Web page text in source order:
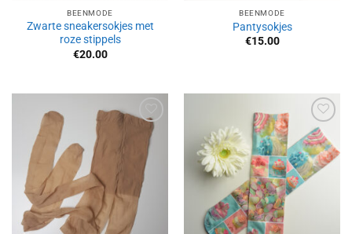
BEENMODE
Zwarte sneakersokjes met
roze stippels
€20.00
BEENMODE
Pantysokjes
€15.00
verlanglijst
toevoegen
Aan
verlanglijst
toevoegen